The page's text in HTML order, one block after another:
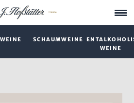
SCHAUMWEINE
WEINE